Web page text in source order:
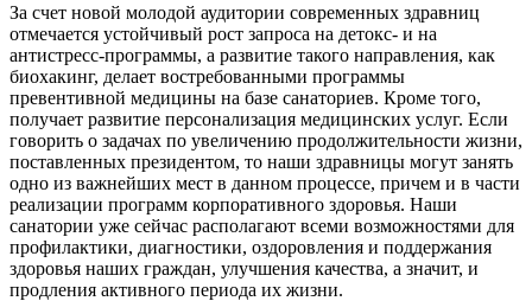
За счет новой молодой аудитории современных здравниц
отмечается устойчивый рост запроса на детокс- и на
антистресс-программы, а развитие такого направления, как
биохакинг, делает востребованными программы
превентивной медицины на базе санаториев. Кроме того,
получает развитие персонализация медицинских услуг. Если
говорить о задачах по увеличению продолжительности жизни,
поставленных президентом, то наши здравницы могут занять
одно из важнейших мест в данном процессе, причем и в части
реализации программ корпоративного здоровья. Наши
санатории уже сейчас располагают всеми возможностями для
профилактики, диагностики, оздоровления и поддержания
здоровья наших граждан, улучшения качества, а значит, и
продления активного периода их жизни.